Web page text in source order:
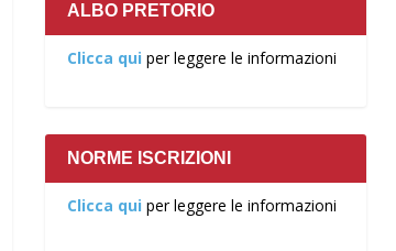
ALBO PRETORIO
Clicca qui per leggere le informazioni
NORME ISCRIZIONI
Clicca qui per leggere le informazioni